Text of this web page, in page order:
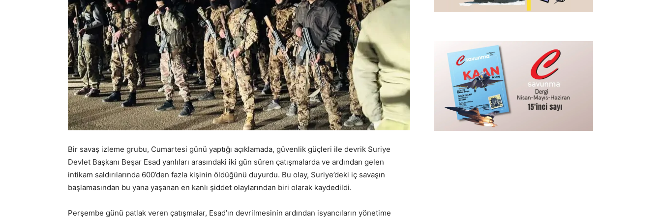
Bir savaş izleme grubu, Cumartesi günü yaptığı açıklamada, güvenlik güçleri ile devrik Suriye
Devlet Başkanı Beşar Esad yanlıları arasındaki iki gün süren çatışmalarda ve ardından gelen
intikam saldırılarında 600’den fazla kişinin öldüğünü duyurdu. Bu olay, Suriye’deki iç savaşın
başlamasından bu yana yaşanan en kanlı şiddet olaylarından biri olarak kaydedildi.
Perşembe günü patlak veren çatışmalar, Esad’ın devrilmesinin ardından isyancıların yönetime